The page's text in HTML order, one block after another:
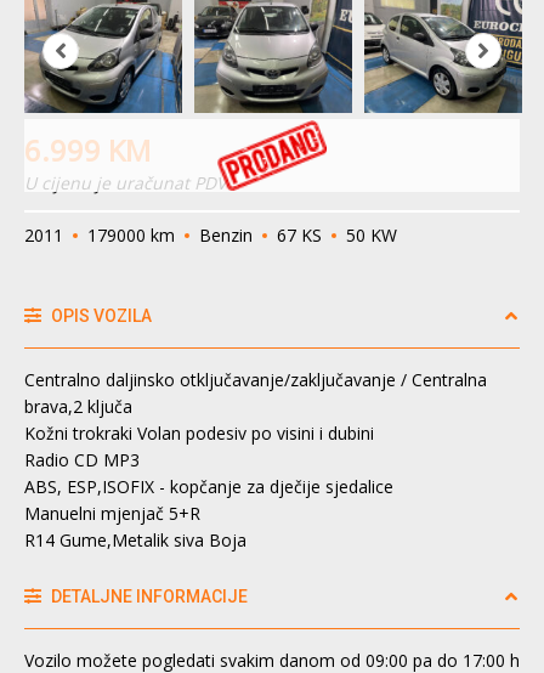
6.999 KM
U cijenu je uračunat PDV
2011 179000 km Benzin 67 KS 50 KW
OPIS VOZILA
Centralno daljinsko otključavanje/zaključavanje / Centralna
brava,2 ključa
Kožni trokraki Volan podesiv po visini i dubini
Radio CD MP3
ABS, ESP,ISOFIX - kopčanje za dječije sjedalice
Manuelni mjenjač 5+R
R14 Gume,Metalik siva Boja
DETALJNE INFORMACIJE
Vozilo možete pogledati svakim danom od 09:00 pa do 17:00 h